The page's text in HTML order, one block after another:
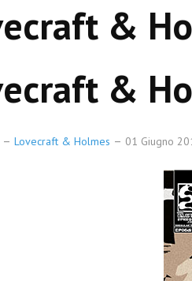
&
&
Lovecraft & Holmes 01 Giugno